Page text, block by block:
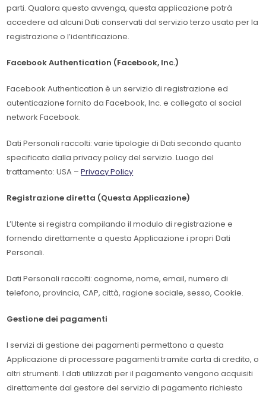
parti. Qualora questo avvenga, questa applicazione potrà
accedere ad alcuni Dati conservati dal servizio terzo usato per la
registrazione o l’identificazione.
Facebook Authentication (Facebook, Inc.)
Facebook Authentication è un servizio di registrazione ed
autenticazione fornito da Facebook, Inc. e collegato al social
network Facebook.
Dati Personali raccolti: varie tipologie di Dati secondo quanto
specificato dalla privacy policy del servizio. Luogo del
trattamento: USA –Privacy Policy
Registrazione diretta (Questa Applicazione)
L’Utente si registra compilando il modulo di registrazione e
fornendo direttamente a questa Applicazione i propri Dati
Personali.
Dati Personali raccolti: cognome, nome, email, numero di
telefono, provincia, CAP, città, ragione sociale, sesso, Cookie.
Gestione dei pagamenti
I servizi di gestione dei pagamenti permettono a questa
Applicazione di processare pagamenti tramite carta di credito, o
altri strumenti. I dati utilizzati per il pagamento vengono acquisiti
direttamente dal gestore del servizio di pagamento richiesto